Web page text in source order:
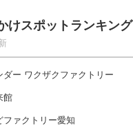
けスポットランキング
ダー ワクザクファクトリー
館
ファクトリー愛知